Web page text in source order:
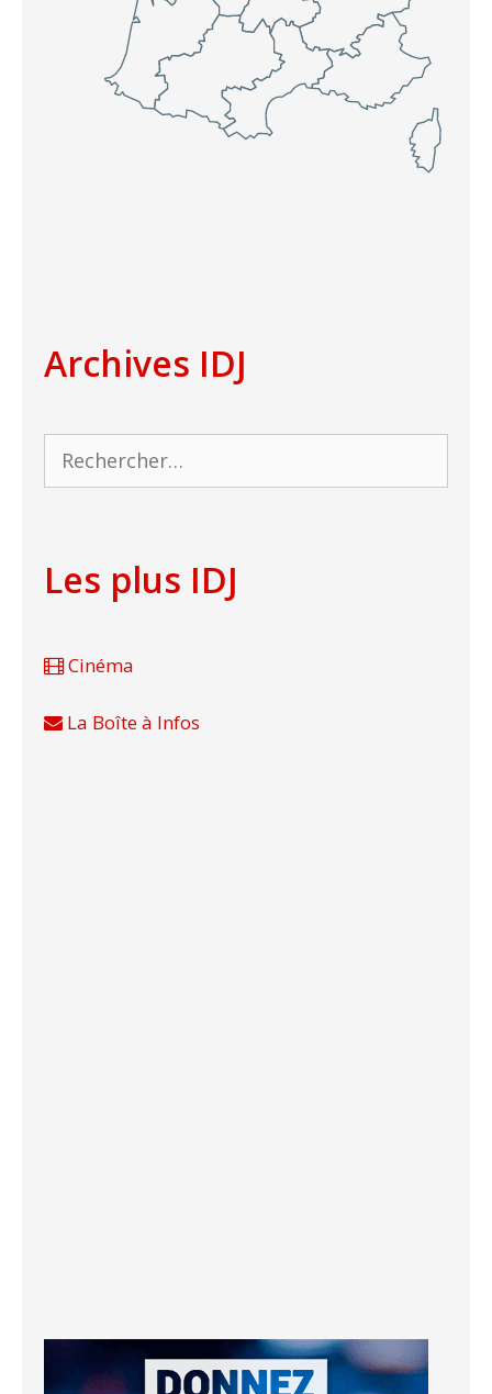
Archives IDJ
Rechercher :
Les plus IDJ
Cinéma
La Boîte à Infos